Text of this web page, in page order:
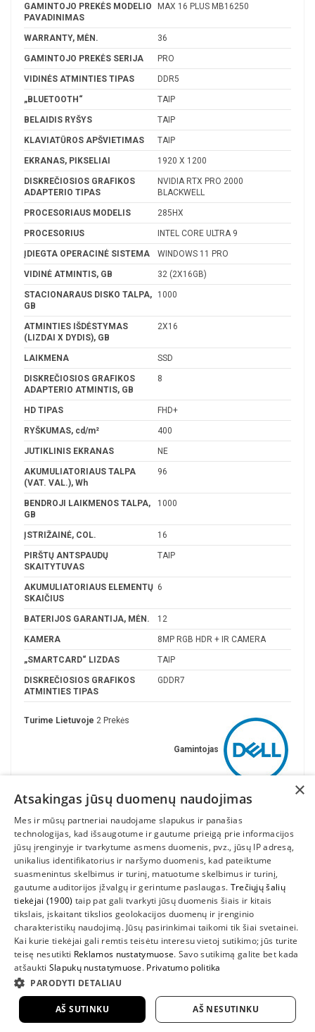
GAMINTOJO PREKĖS MODELIO
PAVADINIMAS
MAX 16 PLUS MB16250
WARRANTY, MĖN. 36
GAMINTOJO PREKĖS SERIJA PRO
VIDINĖS ATMINTIES TIPAS DDR5
„BLUETOOTH“ TAIP
BELAIDIS RYŠYS TAIP
KLAVIATŪROS APŠVIETIMAS TAIP
EKRANAS, PIKSELIAI 1920 X 1200
DISKREČIOSIOS GRAFIKOS
ADAPTERIO TIPAS
NVIDIA RTX PRO 2000
BLACKWELL
PROCESORIAUS MODELIS 285HX
PROCESORIUS INTEL CORE ULTRA 9
ĮDIEGTA OPERACINĖ SISTEMA WINDOWS 11 PRO
VIDINĖ ATMINTIS, GB 32 (2X16GB)
STACIONARAUS DISKO TALPA,
GB
1000
ATMINTIES IŠDĖSTYMAS
(LIZDAI X DYDIS), GB
2X16
LAIKMENA SSD
DISKREČIOSIOS GRAFIKOS
ADAPTERIO ATMINTIS, GB
8
HD TIPAS FHD+
RYŠKUMAS, cd/m² 400
JUTIKLINIS EKRANAS NE
AKUMULIATORIAUS TALPA
(VAT. VAL.), Wh
96
BENDROJI LAIKMENOS TALPA,
GB
1000
ĮSTRIŽAINĖ, COL. 16
PIRŠTŲ ANTSPAUDŲ
SKAITYTUVAS
TAIP
AKUMULIATORIAUS ELEMENTŲ
SKAIČIUS
6
BATERIJOS GARANTIJA, MĖN. 12
KAMERA 8MP RGB HDR + IR CAMERA
„SMARTCARD“ LIZDAS TAIP
DISKREČIOSIOS GRAFIKOS
ATMINTIES TIPAS
GDDR7
Gamintojas
Turime Lietuvoje 2 Prekės
INFORMACIJA
SUSIEKITE
2022 UAB "Sedum kompiuteriai" |
×
Atsakingas jūsų duomenų naudojimas
Mes ir mūsų partneriai naudojame slapukus ir panašias
technologijas, kad išsaugotume ir gautume prieigą prie informacijos
jūsų įrenginyje ir tvarkytume asmens duomenis, pvz., jūsų IP adresą,
unikalius identifikatorius ir naršymo duomenis, kad pateiktume
suasmenintus skelbimus ir turinį, matuotume skelbimus ir turinį,
gautume auditorijos įžvalgų ir gerintume paslaugas. Trečiųjų šalių
tiekėjai (1900) taip pat gali tvarkyti jūsų duomenis šiais ir kitais
tikslais, įskaitant tikslios geolokacijos duomenų ir įrenginio
charakteristikų naudojimą. Jūsų pasirinkimai taikomi tik šiai svetainei.
Kai kurie tiekėjai gali remtis teisėtu interesu vietoj sutikimo; jūs turite
teisę nesutikti Reklamos nustatymuose. Savo sutikimą galite bet kada
atšaukti Slapukų nustatymuose. Privatumo politika
PARODYTI DETALIAU
AŠ SUTINKU AŠ NESUTINKU